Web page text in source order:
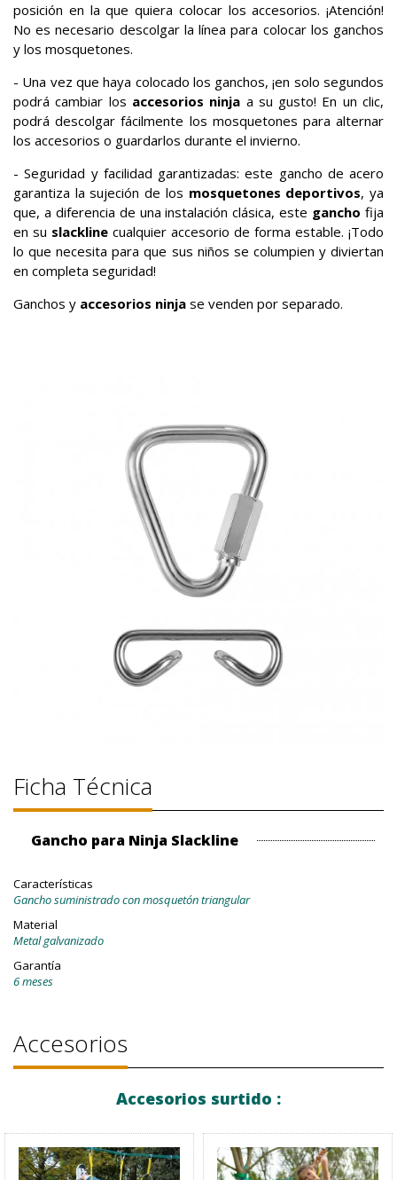
posición en la que quiera colocar los accesorios. ¡Atención!
No es necesario descolgar la línea para colocar los ganchos
y los mosquetones.
- Una vez que haya colocado los ganchos, ¡en solo segundos
podrá cambiar los accesorios ninja a su gusto! En un clic,
podrá descolgar fácilmente los mosquetones para alternar
los accesorios o guardarlos durante el invierno.
- Seguridad y facilidad garantizadas: este gancho de acero
garantiza la sujeción de los mosquetones deportivos, ya
que, a diferencia de una instalación clásica, este gancho fija
en su slackline cualquier accesorio de forma estable. ¡Todo
lo que necesita para que sus niños se columpien y diviertan
en completa seguridad!
Ganchos y accesorios ninja se venden por separado.
Ficha Técnica
Gancho para Ninja Slackline
Características
Gancho suministrado con mosquetón triangular
Material
Metal galvanizado
Garantía
6 meses
Accesorios
Accesorios surtido :